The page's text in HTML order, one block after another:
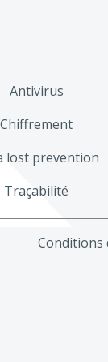
Antivirus
Chiffrement
lost prevention
Traçabilité
Conditions